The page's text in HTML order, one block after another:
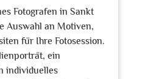
Fotografen in Sankt
Auswahl an Motiven,
für Ihre Fotosession.
ein
individuelles